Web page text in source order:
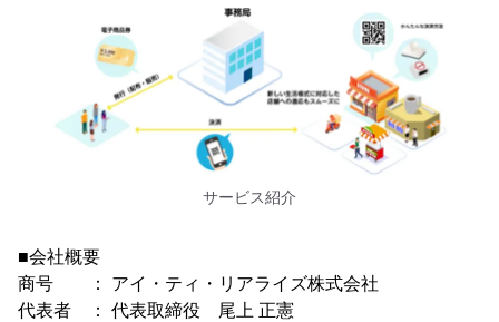
サービス紹介
■会社概要
商号 ： アイ・ティ・リアライズ株式会社
代表者 ： 代表取締役 尾上 正憲